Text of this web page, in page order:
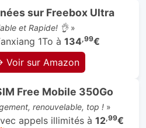
sur Freebox Ultra
et Rapide! 👌»
1To à 134,99€
Voir sur Amazon
Free Mobile 350Go
renouvelable, top !»
appels illimités à 12,99€